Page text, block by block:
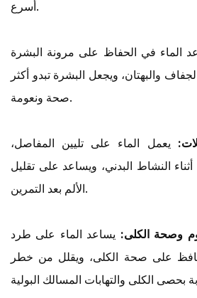
أسرع.
الماء في الحفاظ على مرونة البشرة
والبهتان، ويجعل البشرة تبدو أكثر
صحة ونعومة.
يعمل الماء على تليين المفاصل،
النشاط البدني، ويساعد على تقليل
الألم بعد التمرين.
وصحة الكلى: يساعد الماء على طرد
على صحة الكلى، ويقلل من خطر